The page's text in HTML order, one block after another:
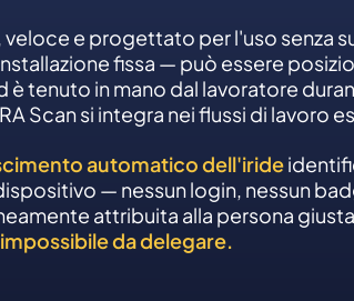
e progettato per l'uso senza
fissa — può essere
è tenuto in mano dal lavoratore
Scan si integra nei flussi di lavoro
automatico dell'iride
— nessun login, nessun
attribuita alla persona
da delegare.